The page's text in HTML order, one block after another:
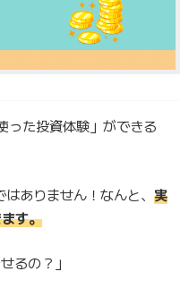
った投資体験」ができる
ありません！なんと、 実
す。
るの？」